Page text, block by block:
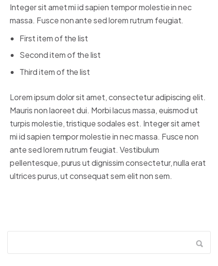
Integer sit amet mi id sapien tempor molestie in nec
massa. Fusce non ante sed lorem rutrum feugiat.
First item of the list
Second item of the list
Third item of the list
Lorem ipsum dolor sit amet, consectetur adipiscing elit.
Mauris non laoreet dui. Morbi lacus massa, euismod ut
turpis molestie, tristique sodales est. Integer sit amet
mi id sapien tempor molestie in nec massa. Fusce non
ante sed lorem rutrum feugiat. Vestibulum
pellentesque, purus ut dignissim consectetur, nulla erat
ultrices purus, ut consequat sem elit non sem.